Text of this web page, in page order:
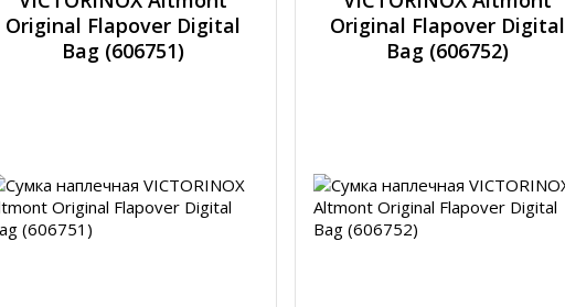
Original Flapover Digital
Bag (606751)
Original Flapover Digital
Bag (606752)